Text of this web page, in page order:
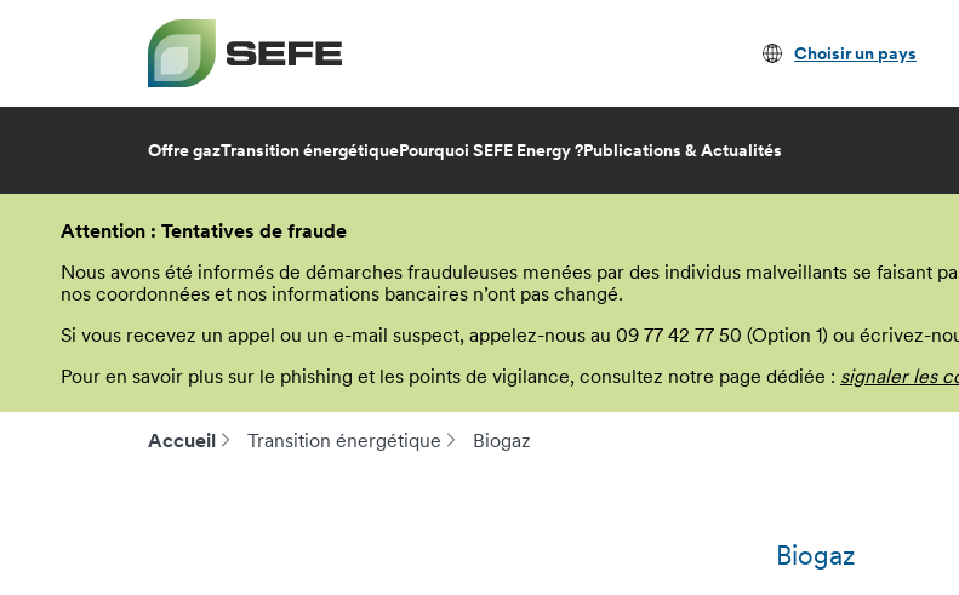
principal
Attention : Tentatives de fraude
Nous avons été informés de démarches frauduleuses menées par des individus malveillants se faisant
nos coordonnées et nos informations bancaires n’ont pas changé.
Si vous recevez un appel ou un e-mail suspect, appelez-nous au 09 77 42 77 50 (Option 1) ou écrivez-
Pour en savoir plus sur le phishing et les points de vigilance, consultez notre page dédiée : signaler les
Choisir un pays
Offre gazTransition énergétiquePourquoi SEFE Energy ?Publications & Actualités
Accueil Transition énergétique Biogaz
Biogaz